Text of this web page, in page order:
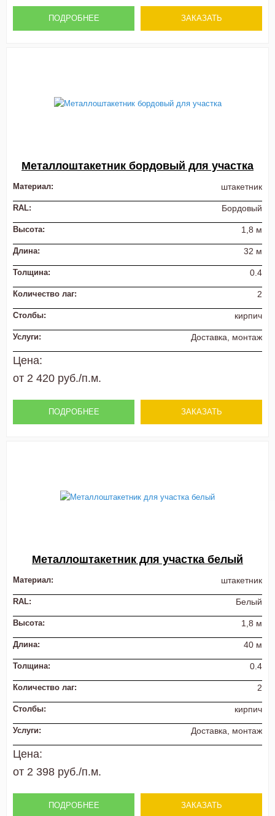
ПОДРОБНЕЕ ЗАКАЗАТЬ
Металлоштакетник бордовый для участка
Материал: штакетник
RAL: Бордовый
Высота: 1,8 м
Длина: 32 м
Толщина: 0.4
Количество лаг: 2
Столбы: кирпич
Услуги: Доставка, монтаж
Цена:
от 2 420 руб./п.м.
ПОДРОБНЕЕ ЗАКАЗАТЬ
Металлоштакетник для участка белый
Материал: штакетник
RAL: Белый
Высота: 1,8 м
Длина: 40 м
Толщина: 0.4
Количество лаг: 2
Столбы: кирпич
Услуги: Доставка, монтаж
Цена:
от 2 398 руб./п.м.
ПОДРОБНЕЕ ЗАКАЗАТЬ